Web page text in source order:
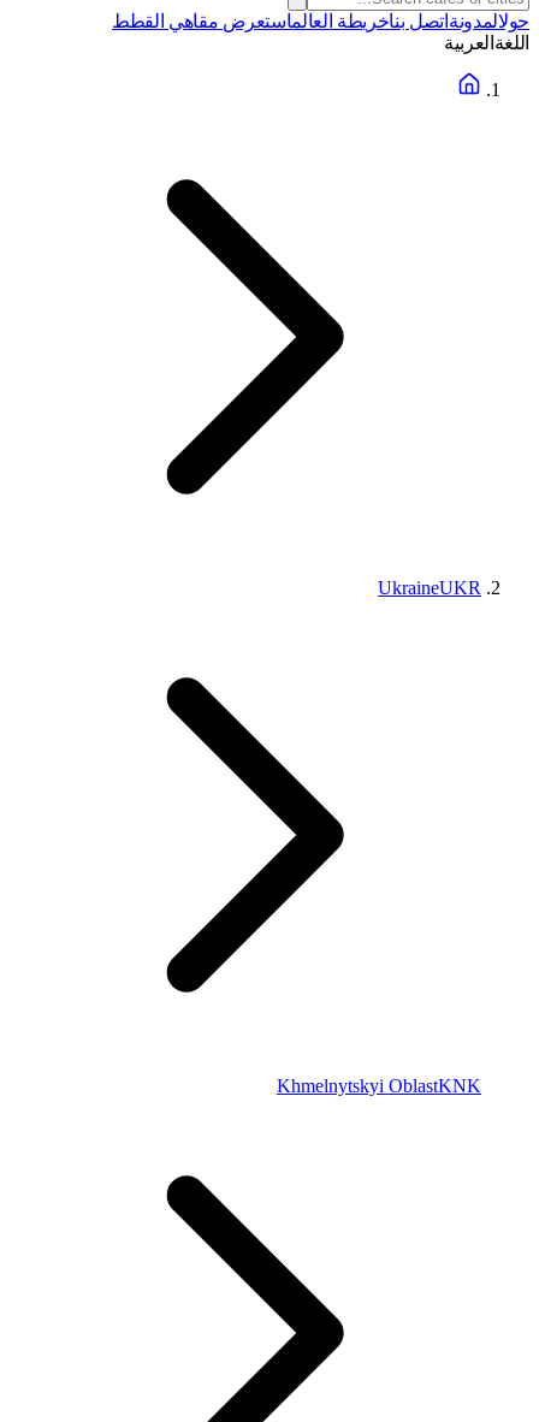
حولالمدونة اتصل بناخريطة العالماستعرض مقاهي القطط
اللغة العربية
UkraineUKR
Khmelnytskyi OblastKNK